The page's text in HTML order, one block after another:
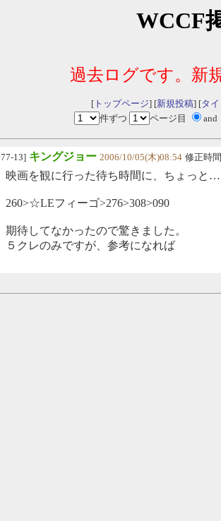
WCCF
過去ログです。新
[トップページ] [新規投稿] [タ
件ずつ
ページ目 and
13] キングジョー 2006/10/05(木)08:54 修正時
映画を観に行った待ち時間に、ちょっと…
260>☆LEフィーゴ>276>308>090
期待してなかったので驚きました。
５クレのみですが、参考になれば